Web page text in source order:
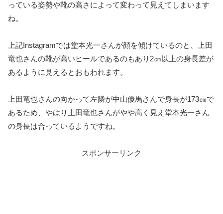
っている姿勢や靴の高さによって変わって見えてしまいます
ね。
上記Instagramでは堂本光一さんが顔を傾けているのと、上田
竜也さんの靴が高いヒールであるのもあり2㎝以上の身長差が
あるように見えるとおもわれます。
上田竜也さんの向かって左隣が中山優馬さんで身長が173㎝で
あるため、やはり上田竜也さんがやや高く見え堂本光一さん
の身長は合っているようですね。
スポンサーリンク